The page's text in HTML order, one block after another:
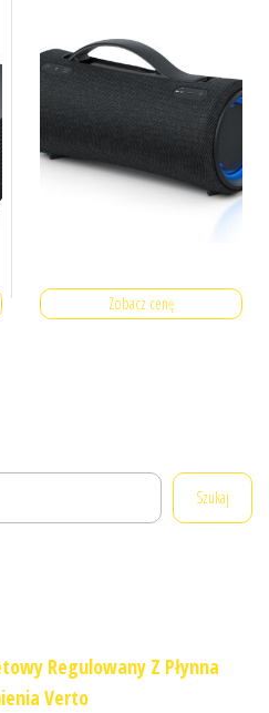
Zobacz cenę
Szukaj
Regulowany Z Płynna
Verto